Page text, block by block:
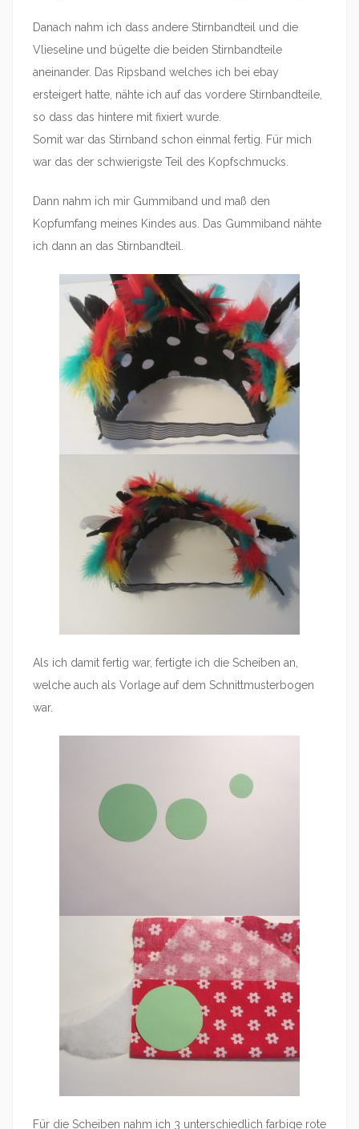
Danach nahm ich dass andere Stirnbandteil und die
Vlieseline und bügelte die beiden Stirnbandteile
aneinander. Das Ripsband welches ich bei ebay
ersteigert hatte, nähte ich auf das vordere Stirnbandteile,
so dass das hintere mit fixiert wurde.
Somit war das Stirnband schon einmal fertig. Für mich
war das der schwierigste Teil des Kopfschmucks.
Dann nahm ich mir Gummiband und maß den
Kopfumfang meines Kindes aus. Das Gummiband nähte
ich dann an das Stirnbandteil.
Als ich damit fertig war, fertigte ich die Scheiben an,
welche auch als Vorlage auf dem Schnittmusterbogen
war.
Für die Scheiben nahm ich 3 unterschiedlich farbige rote